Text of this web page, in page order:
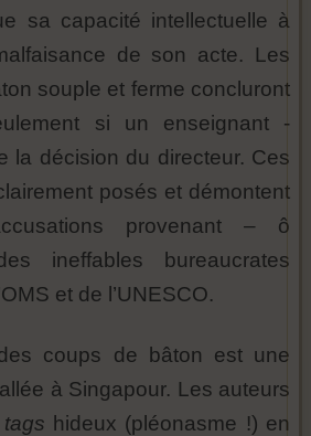
sa capacité intellectuelle à
de son acte. Les
souple et ferme concluront
si un enseignant -
la décision du directeur. Ces
posés et démontent
provenant – ô
ineffables bureaucrates
et de l’UNESCO.
des coups de bâton est une
à Singapour. Les auteurs
tags hideux (pléonasme !) en